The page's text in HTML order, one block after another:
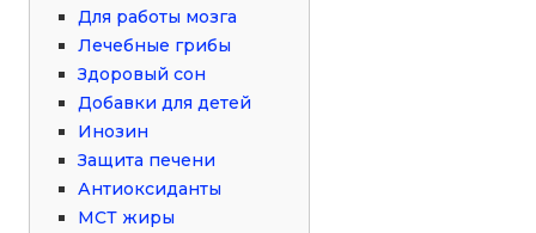
Для работы мозга
Лечебные грибы
Здоровый сон
Добавки для детей
Инозин
Защита печени
Антиоксиданты
МСТ жиры